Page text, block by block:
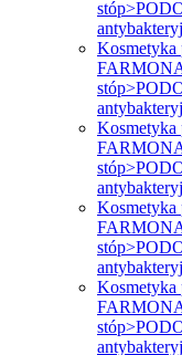
Kosmetyka
Kosmetyka
Kosmetyka
Kosmetyka